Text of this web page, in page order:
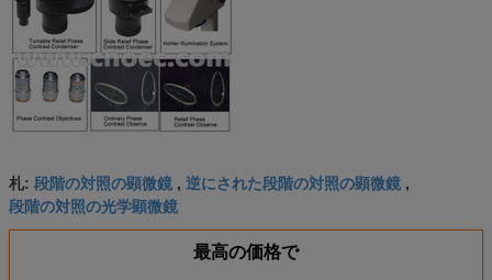
札: 段階の対照の顕微鏡 , 逆にされた段階の対照の顕微鏡 ,
段階の対照の光学顕微鏡
最高の価格で